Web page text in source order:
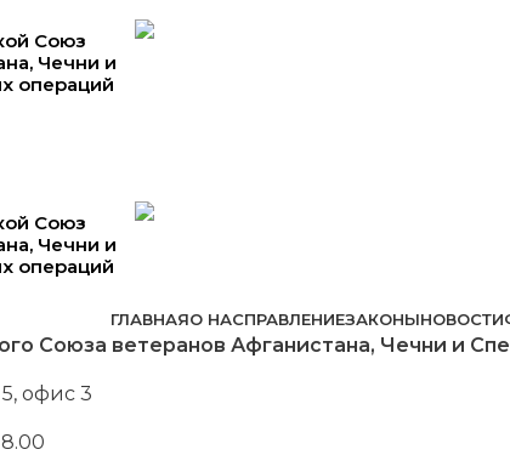
Союз
Чечни и
операций
Союз
Чечни и
операций
ГЛАВНАЯО НАСПРАВЛЕНИЕЗАКОНЫНОВОСТИ
Союза ветеранов Афганистана, Чечни и
офис 3